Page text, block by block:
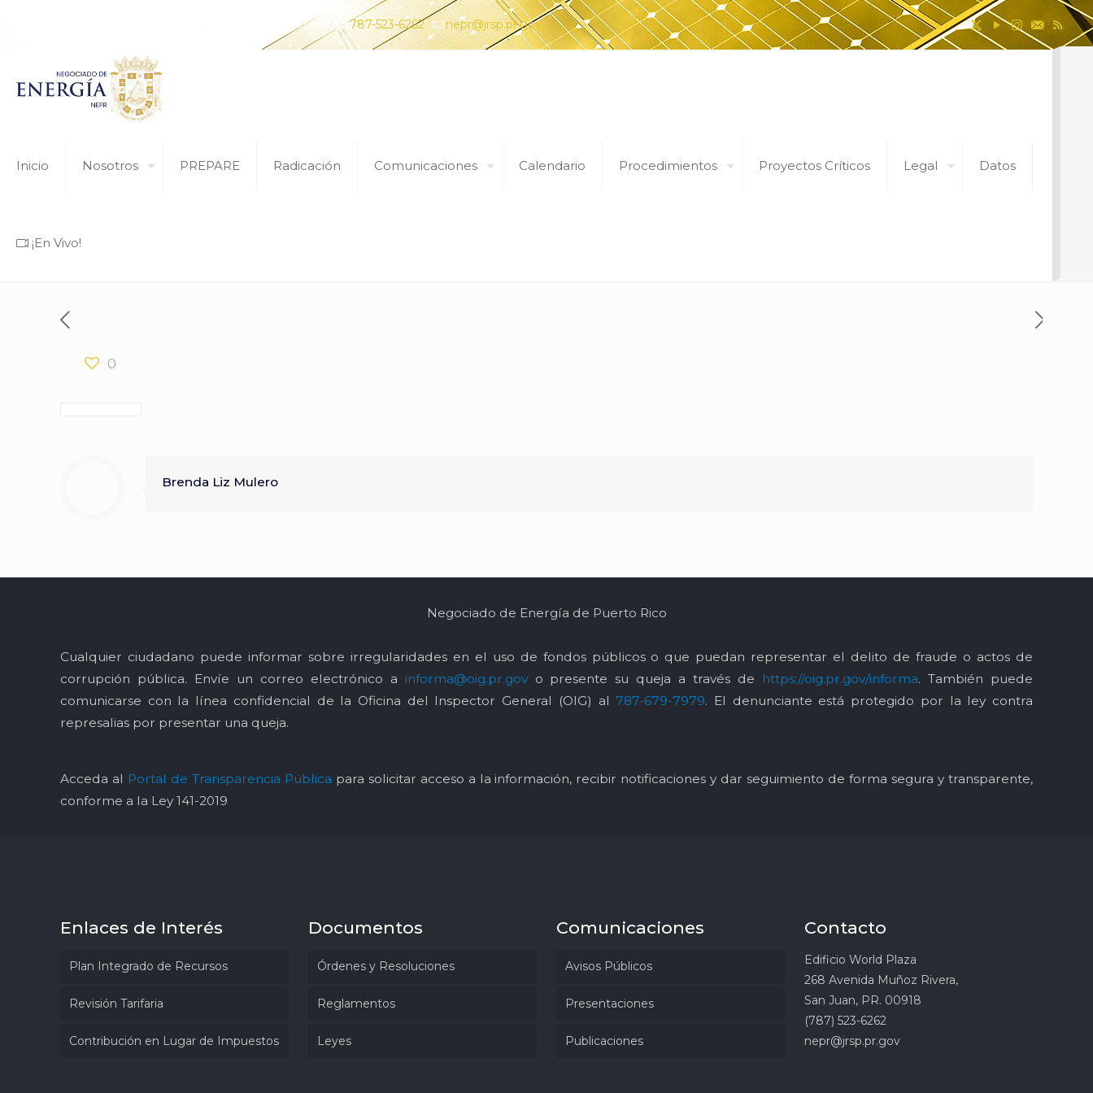
¿Tiene alguna pregunta? Comunícate con nosotros al 787-523-6262 nepr@jrsp.pr.gov
Inicio Nosotros PREPARE Radicación Comunicaciones Calendario Procedimientos Proyectos Críticos Legal Datos
¡En Vivo!
0
Brenda Liz Mulero
Negociado de Energía de Puerto Rico
Cualquier ciudadano puede informar sobre irregularidades en el uso de fondos públicos o que puedan representar el delito de fraude o actos de
corrupción pública. Envíe un correo electrónico a informa@oig.pr.govo presente su queja a través de https://oig.pr.gov/informa. También puede
comunicarse con la línea confidencial de la Oficina del Inspector General (OIG) al 787-679-7979. El denunciante está protegido por la ley contra
represalias por presentar una queja.
Acceda al Portal de Transparencia Pública para solicitar acceso a la información, recibir notificaciones y dar seguimiento de forma segura y transparente,
conforme a la Ley 141-2019
Enlaces de Interés
Plan Integrado de Recursos
Revisión Tarifaria
Contribución en Lugar de Impuestos
Documentos
Órdenes y Resoluciones
Reglamentos
Leyes
Comunicaciones
Avisos Públicos
Presentaciones
Publicaciones
Contacto
Edificio World Plaza
268 Avenida Muñoz Rivera,
San Juan, PR. 00918
(787) 523-6262
nepr@jrsp.pr.gov